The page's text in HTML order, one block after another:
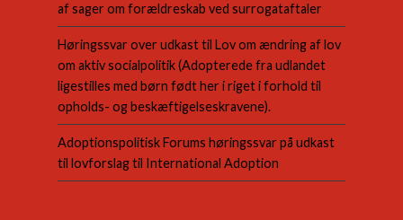
af sager om forældreskab ved surrogataftaler
Høringssvar over udkast til Lov om ændring af lov
om aktiv socialpolitik (Adopterede fra udlandet
ligestilles med børn født her i riget i forhold til
opholds- og beskæftigelseskravene).
Adoptionspolitisk Forums høringssvar på udkast
til lovforslag til International Adoption